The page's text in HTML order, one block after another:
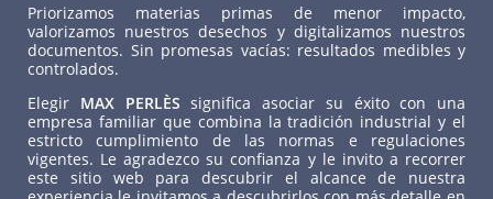
Priorizamos materias primas de menor impacto,
valorizamos nuestros desechos y digitalizamos nuestros
documentos. Sin promesas vacías: resultados medibles y
controlados.
Elegir MAX PERLÈS significa asociar su éxito con una
empresa familiar que combina la tradición industrial y el
estricto cumplimiento de las normas e regulaciones
vigentes. Le agradezco su confianza y le invito a recorrer
este sitio web para descubrir el alcance de nuestra